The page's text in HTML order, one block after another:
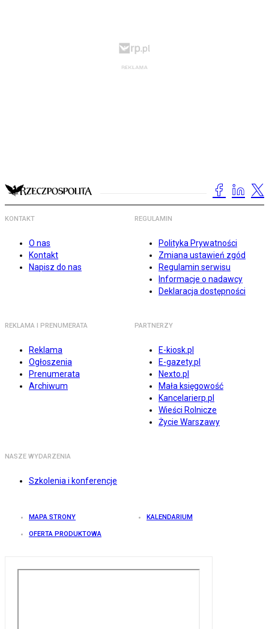
KONTAKT
O nas
Kontakt
Napisz do nas
REGULAMIN
Polityka Prywatności
Zmiana ustawień zgód
Regulamin serwisu
Informacje o nadawcy
Deklaracja dostępności
REKLAMA I PRENUMERATA
Reklama
Ogłoszenia
Prenumerata
Archiwum
PARTNERZY
E-kiosk.pl
E-gazety.pl
Nexto.pl
Mała księgowość
Kancelarierp.pl
Wieści Rolnicze
Życie Warszawy
NASZE WYDARZENIA
Szkolenia i konferencje
MAPA STRONY KALENDARIUM
OFERTA PRODUKTOWA